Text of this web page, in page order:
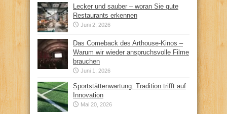
Lecker und sauber – woran Sie gute
Restaurants erkennen
Juni 2, 2026
Das Comeback des Arthouse-Kinos –
Warum wir wieder anspruchsvolle Filme
brauchen
Juni 1, 2026
Sportstättenwartung: Tradition trifft auf
Innovation
Mai 20, 2026